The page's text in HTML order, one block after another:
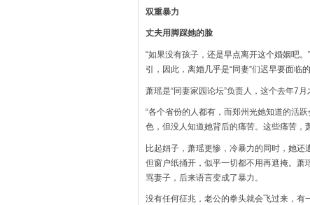
双重暴力
丈夫用脚踩她的脸
“如果没有孩子，还是早点离开这个婚姻吧
引，因此，离婚几乎是“同妻”们迟早要面临的
萧瑶是“同妻家园论坛”负责人，这个去年7
“各个省份的人都有，而郑州光她知道的活
色，但没人知道她背后的痛苦。这些痛苦，
比起娟子，萧瑶更惨，冷暴力的同时，她还
但窗户纸捅开，似乎一切都不用再遮掩。
骂妻子，后来语言变成了暴力。
没有任何征兆，老公的拳头就会飞过来，有